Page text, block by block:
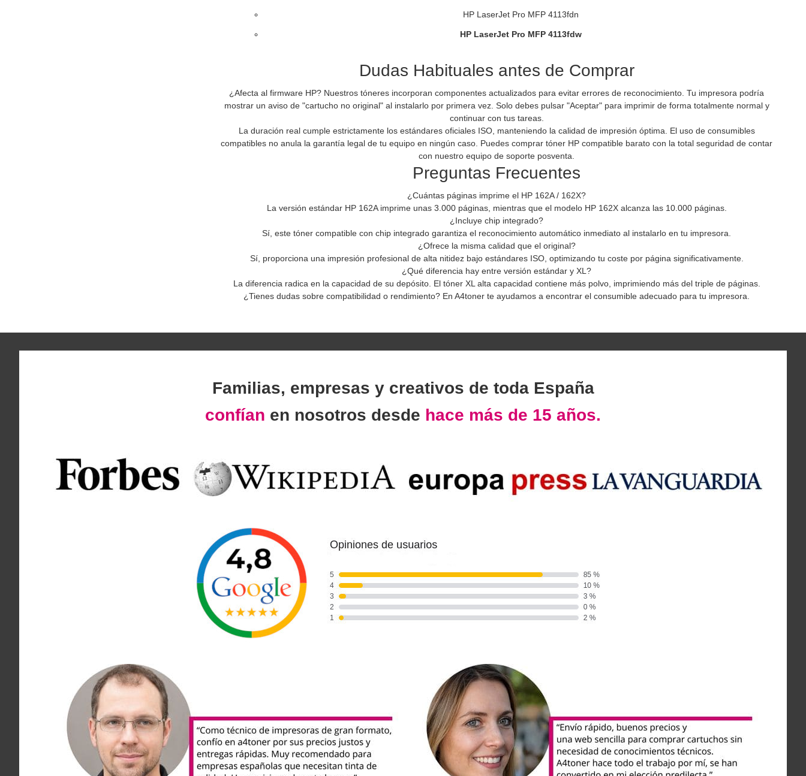
HP LaserJet Pro MFP 4113fdn
HP LaserJet Pro MFP 4113fdw
Dudas Habituales antes de Comprar
¿Afecta al firmware HP? Nuestros tóneres incorporan componentes actualizados para evitar errores de reconocimiento. Tu impresora podría
mostrar un aviso de "cartucho no original" al instalarlo por primera vez. Solo debes pulsar "Aceptar" para imprimir de forma totalmente normal y
continuar con tus tareas.
La duración real cumple estrictamente los estándares oficiales ISO, manteniendo la calidad de impresión óptima. El uso de consumibles
compatibles no anula la garantía legal de tu equipo en ningún caso. Puedes comprar tóner HP compatible barato con la total seguridad de contar
con nuestro equipo de soporte posventa.
Preguntas Frecuentes
¿Cuántas páginas imprime el HP 162A / 162X?
La versión estándar HP 162A imprime unas 3.000 páginas, mientras que el modelo HP 162X alcanza las 10.000 páginas.
¿Incluye chip integrado?
Sí, este tóner compatible con chip integrado garantiza el reconocimiento automático inmediato al instalarlo en tu impresora.
¿Ofrece la misma calidad que el original?
Sí, proporciona una impresión profesional de alta nitidez bajo estándares ISO, optimizando tu coste por página significativamente.
¿Qué diferencia hay entre versión estándar y XL?
La diferencia radica en la capacidad de su depósito. El tóner XL alta capacidad contiene más polvo, imprimiendo más del triple de páginas.
¿Tienes dudas sobre compatibilidad o rendimiento? En A4toner te ayudamos a encontrar el consumible adecuado para tu impresora.
Familias, empresas y creativos de toda España
confían en nosotros desde hace más de 15 años.